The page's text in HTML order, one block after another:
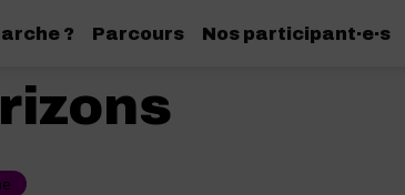
? Parcours Nos participant·e·s